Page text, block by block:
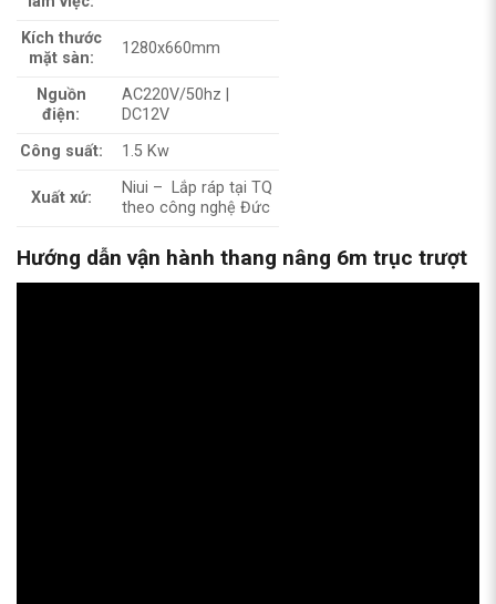
Kích thước
mặt sàn:
1280x660mm
Nguồn
điện:
AC220V/50hz |
DC12V
Công suất:
1.5 Kw
Xuất xứ:
Niui – Lắp ráp tại TQ
theo công nghệ Đức
Hướng dẫn vận hành thang nâng 6m trục trượt